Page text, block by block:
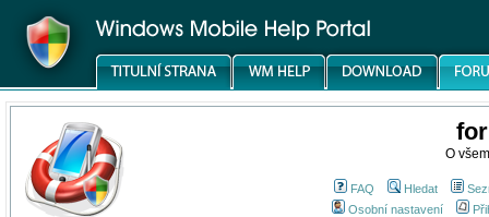
O
FAQ Hledat
Osobní nastavení